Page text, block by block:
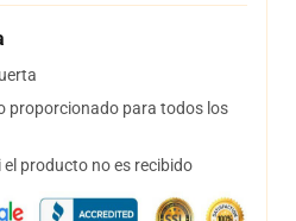
proporcionado para todos los
producto no es recibido